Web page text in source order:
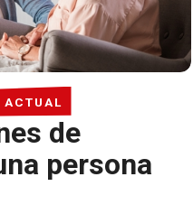
ACTUAL
de
persona